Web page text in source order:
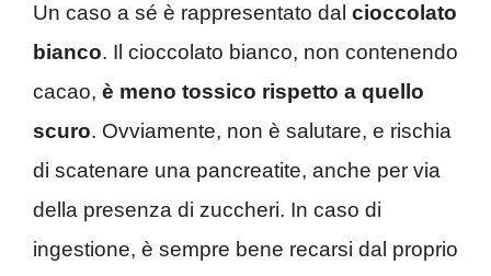
Un caso a sé è rappresentato dal cioccolato
bianco. Il cioccolato bianco, non contenendo
cacao, è meno tossico rispetto a quello
scuro. Ovviamente, non è salutare, e rischia
di scatenare una pancreatite, anche per via
della presenza di zuccheri. In caso di
ingestione, è sempre bene recarsi dal proprio